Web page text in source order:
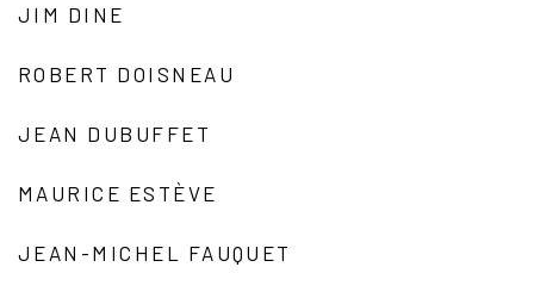
JIM DINE
ROBERT DOISNEAU
JEAN DUBUFFET
MAURICE ESTÈVE
JEAN-MICHEL FAUQUET